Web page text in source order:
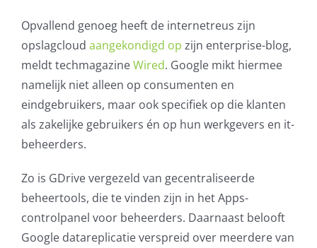
Opvallend genoeg heeft de internetreus zijn
opslagcloud aangekondigd op zijn enterprise-blog,
meldt techmagazineWired. Google mikt hiermee
namelijk niet alleen op consumenten en
eindgebruikers, maar ook specifiek op die klanten
als zakelijke gebruikers én op hun werkgevers en it-
beheerders.
Zo is GDrive vergezeld van gecentraliseerde
beheertools, die te vinden zijn in het Apps-
controlpanel voor beheerders. Daarnaast belooft
Google datareplicatie verspreid over meerdere van